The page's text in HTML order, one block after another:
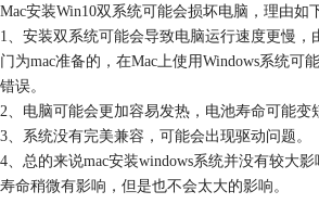
Mac安装Win10双系统可能会损坏电脑，理由如
1、安装双系统可能会导致电脑运行速度更慢，
门为mac准备的，在Mac上使用Windows系统可
错误。
2、电脑可能会更加容易发热，电池寿命可能变
3、系统没有完美兼容，可能会出现驱动问题。
4、总的来说mac安装windows系统并没有较大
寿命稍微有影响，但是也不会太大的影响。